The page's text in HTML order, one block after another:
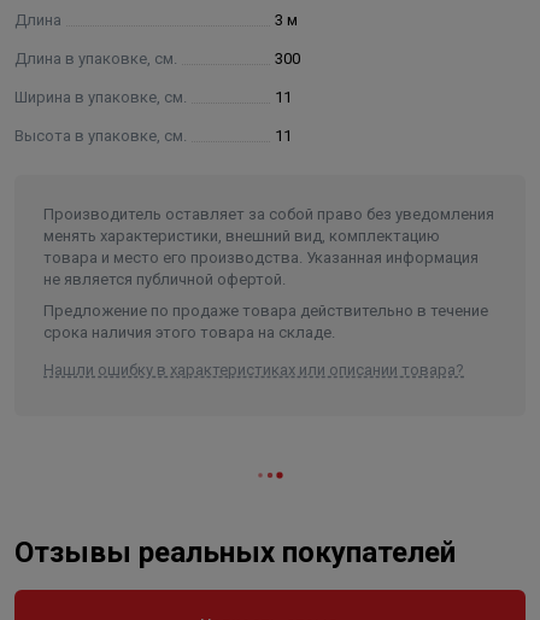
Длина 3 м
Длина в упаковке, см. 300
Ширина в упаковке, см. 11
Высота в упаковке, см. 11
Производитель оставляет за собой право без уведомления
менять характеристики, внешний вид, комплектацию
товара и место его производства. Указанная информация
не является публичной офертой.
Предложение по продаже товара действительно в течение
срока наличия этого товара на складе.
Нашли ошибку в характеристиках или описании товара?
Отзывы реальных покупателей